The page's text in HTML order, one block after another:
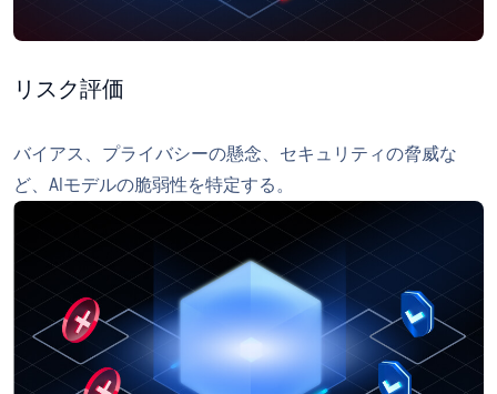
リスク評価
バイアス、プライバシーの懸念、セキュリティの脅威な
ど、AIモデルの脆弱性を特定する。